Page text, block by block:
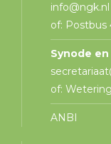
info@ngk.nl
of: Postbus
Synode
of:
ANBI